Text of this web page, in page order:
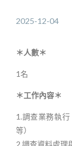
2025-12-04
＊人數＊
1名
＊工作內容＊
1.調查業務執
等）
2.調查資料處理